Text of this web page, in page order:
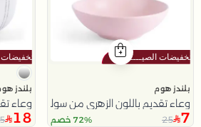
بلندز هوم
وعاء تقديم باللون الزهري من سولانا
7
25 72% خصم
بلندز
وعاء
18